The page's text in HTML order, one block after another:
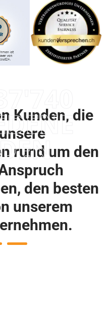
Kunden, die
rund um den
den besten
unserem